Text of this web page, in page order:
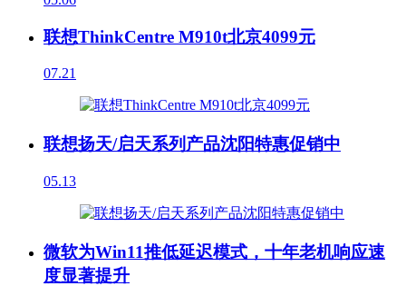
联想ThinkCentre M910t北京4099元
07.21
联想扬天/启天系列产品沈阳特惠促销中
05.13
微软为Win11推低延迟模式，十年老机响应速
度显著提升